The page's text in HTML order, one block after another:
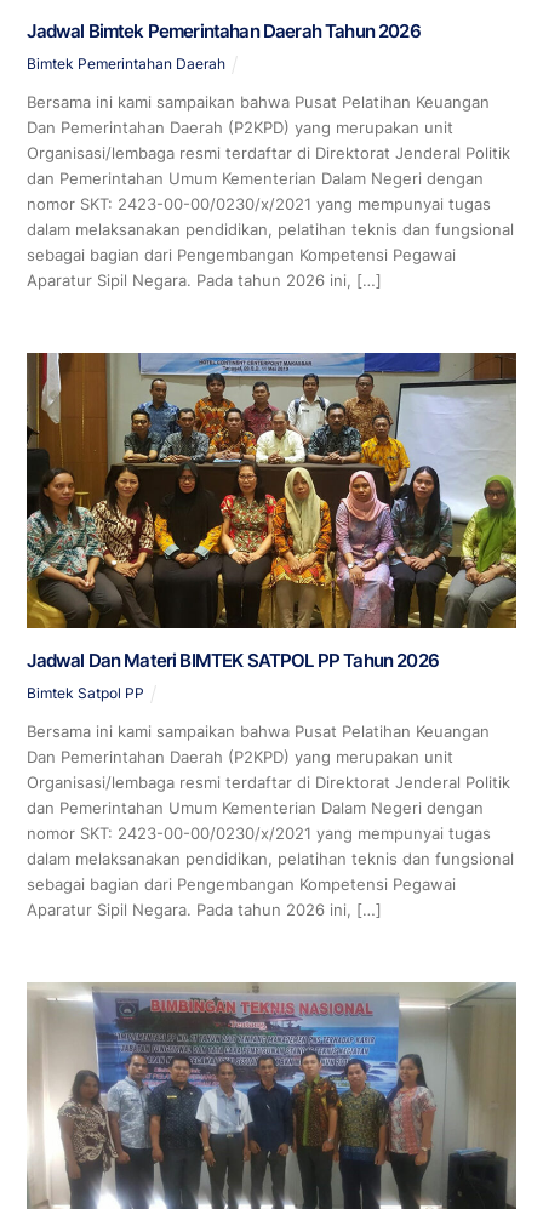
Jadwal Bimtek Pemerintahan Daerah Tahun 2026
Bimtek Pemerintahan Daerah
Bersama ini kami sampaikan bahwa Pusat Pelatihan Keuangan
Dan Pemerintahan Daerah (P2KPD) yang merupakan unit
Organisasi/lembaga resmi terdaftar di Direktorat Jenderal Politik
dan Pemerintahan Umum Kementerian Dalam Negeri dengan
nomor SKT: 2423-00-00/0230/x/2021 yang mempunyai tugas
dalam melaksanakan pendidikan, pelatihan teknis dan fungsional
sebagai bagian dari Pengembangan Kompetensi Pegawai
Aparatur Sipil Negara. Pada tahun 2026 ini, […]
Jadwal Dan Materi BIMTEK SATPOL PP Tahun 2026
Bimtek Satpol PP
Bersama ini kami sampaikan bahwa Pusat Pelatihan Keuangan
Dan Pemerintahan Daerah (P2KPD) yang merupakan unit
Organisasi/lembaga resmi terdaftar di Direktorat Jenderal Politik
dan Pemerintahan Umum Kementerian Dalam Negeri dengan
nomor SKT: 2423-00-00/0230/x/2021 yang mempunyai tugas
dalam melaksanakan pendidikan, pelatihan teknis dan fungsional
sebagai bagian dari Pengembangan Kompetensi Pegawai
Aparatur Sipil Negara. Pada tahun 2026 ini, […]